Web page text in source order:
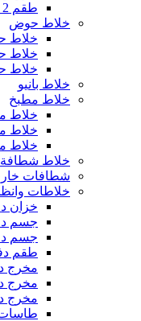
طقم 2 خلاط ومسطرة
خلاط حوض
خلاط
خلاط
خلاط
خلاط بانيو
خلاط مطبخ
خلاط
خلاط
خلاط
خلاط شطافة
شطافات
خلاطات
خزان
جسم
جسم
طقم
مخرج
مخرج
مخرج